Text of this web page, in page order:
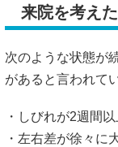
来院を考え
次のような状態が
があると言われて
・しびれが2週間以
・左右差が徐々に